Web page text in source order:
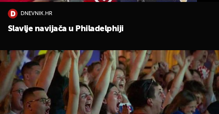
DNEVNIK.HR
Slavlje navijača u Philadelphiji